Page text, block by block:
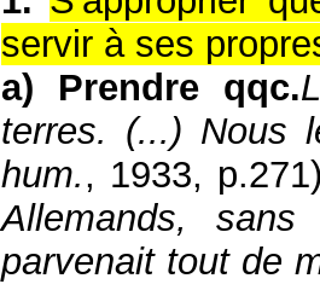
servir à ses
a)
Prendre qqc.
terres. (...) Nous
hum., 1933,
Allemands,
parvenait tout de